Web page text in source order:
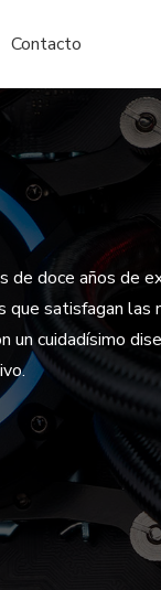
Contacto
doce años de
satisfagan
cuidadísimo